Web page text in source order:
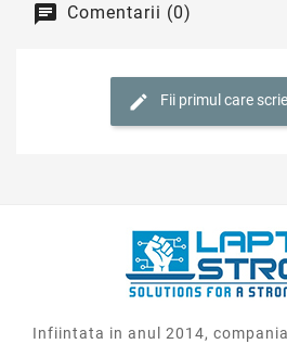
Comentarii (0)
Fii primul care
Infiintata in anul 2014, compania